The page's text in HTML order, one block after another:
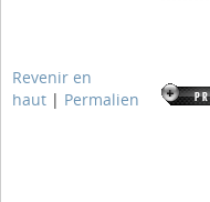
Revenir en
haut | Permalien